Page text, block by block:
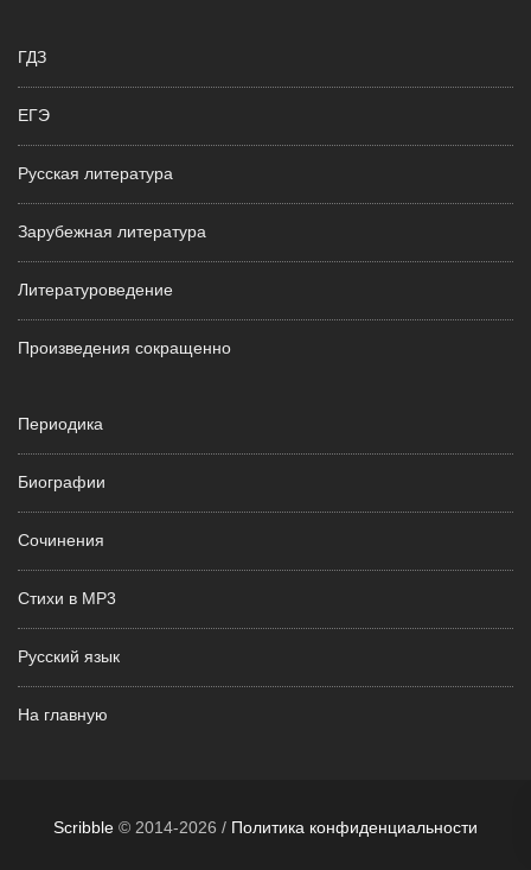
ГДЗ
ЕГЭ
Русская литература
Зарубежная литература
Литературоведение
Произведения сокращенно
Периодика
Биографии
Сочинения
Стихи в MP3
Русский язык
На главную
Scribble © 2014-2026 / Политика конфиденциальности